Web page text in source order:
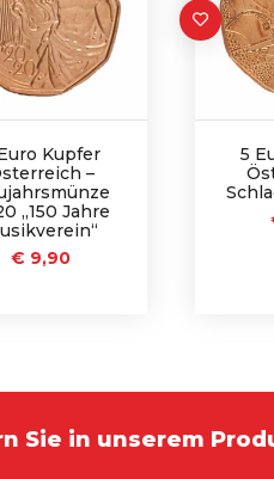
Kupfer
–
„150 Jahre
€ 9,90
5
Sie in unserem